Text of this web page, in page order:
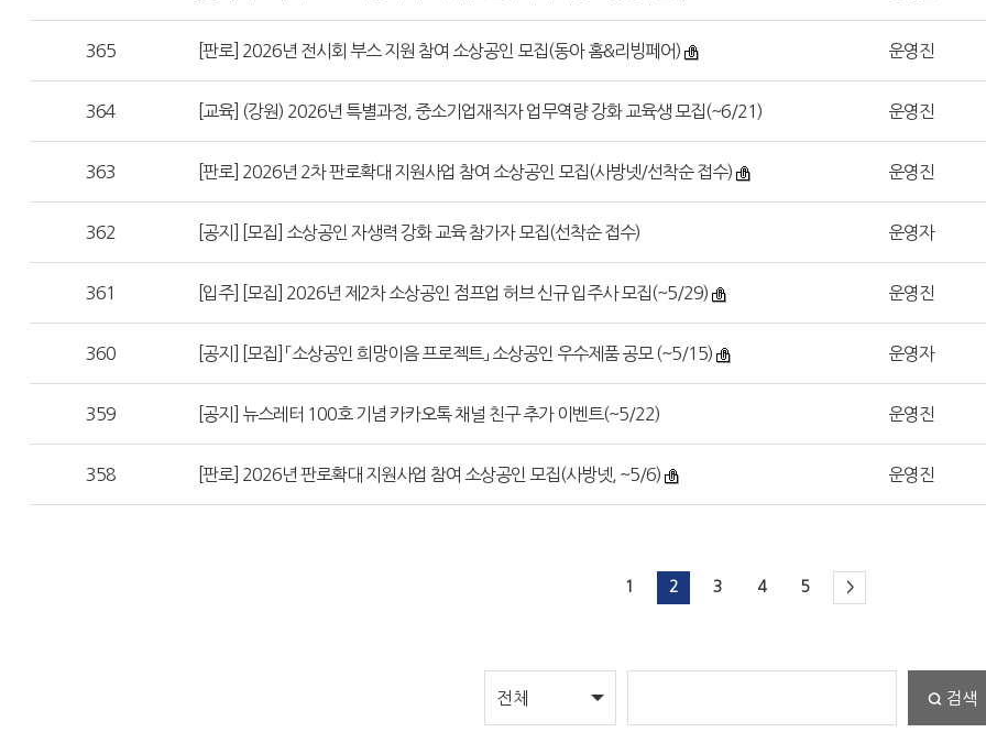
365 [판로] 2026년 전시회 부스 지원 참여 소상공인 모집(동아 홈&리빙페어) 운영진
364 [교육] (강원) 2026년 특별과정, 중소기업재직자 업무역량 강화 교육생 모집(~6/21) 운영진
363 [판로] 2026년 2차 판로확대 지원사업 참여 소상공인 모집(사방넷/선착순 접수) 운영진
362 [공지] [모집] 소상공인 자생력 강화 교육 참가자 모집(선착순 접수) 운영자
361 [입주] [모집] 2026년 제2차 소상공인 점프업 허브 신규 입주사 모집(~5/29) 운영진
360 [공지] [모집] 「소상공인 희망이음 프로젝트」 소상공인 우수제품 공모 (~5/15) 운영자
359 [공지] 뉴스레터 100호 기념 카카오톡 채널 친구 추가 이벤트(~5/22) 운영진
358 [판로] 2026년 판로확대 지원사업 참여 소상공인 모집(사방넷, ~5/6) 운영진
1 2 3 4 5 >
검색